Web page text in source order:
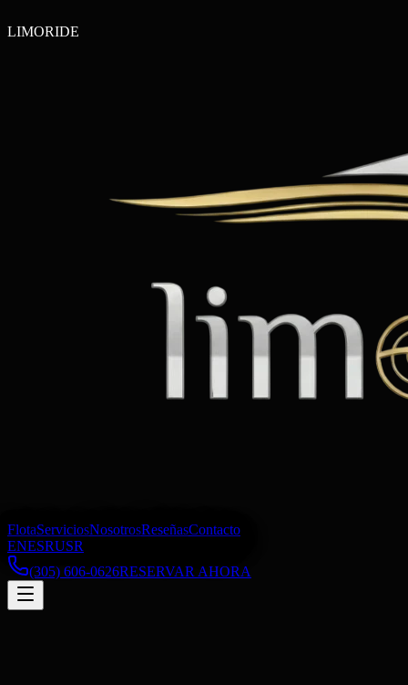
LIMORIDE
FlotaServiciosNosotrosReseñasContacto
ENESRUSR
(305) 606-0626RESERVAR AHORA